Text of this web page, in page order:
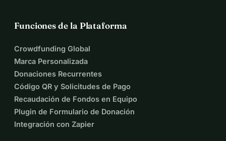
Funciones de la Plataforma
Crowdfunding Global
Marca Personalizada
Donaciones Recurrentes
Código QR y Solicitudes de Pago
Recaudación de Fondos en Equipo
Plugin de Formulario de Donación
Integración con Zapier